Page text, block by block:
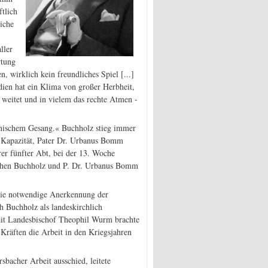
wirklich kein freundliches Spiel [...]
hat ein Klima von großer Herbheit,
und in vielem das rechte Atmen -
Gesang.« Buchholz stieg immer
Pater Dr. Urbanus Bomm
fünfter Abt, bei der 13. Woche
Buchholz und P. Dr. Urbanus Bomm
notwendige Anerkennung der
Buchholz als landeskirchlich
Landesbischof Theophil Wurm brachte
die Arbeit in den Kriegsjahren
Arbeit ausschied, leitete